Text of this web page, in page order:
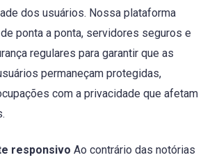
dos usuários. Nossa plataforma
ponta a ponta, servidores seguros e
regulares para garantir que as
permaneçam protegidas,
com a privacidade que afetam
responsivo Ao contrário das notórias